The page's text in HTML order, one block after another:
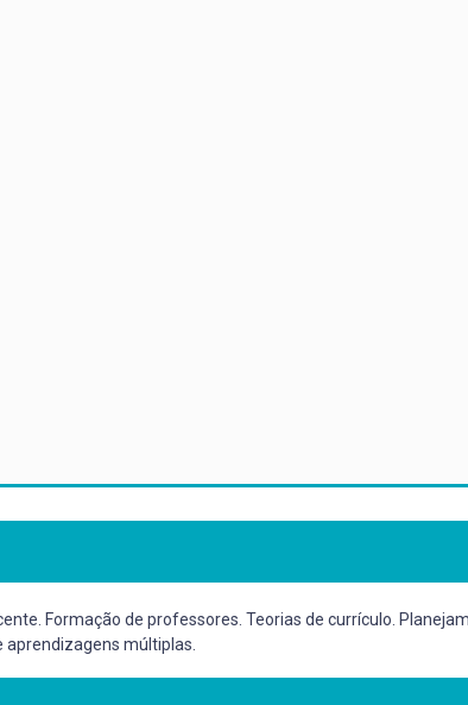
Formação de professores. Teorias de currículo.
múltiplas.